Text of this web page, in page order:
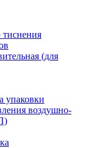
тиснения
(для
упаковки
воздушно-